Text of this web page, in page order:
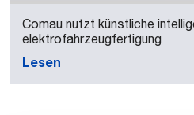
Comau nutzt künstliche
elektrofahrzeugfertigung
Lesen